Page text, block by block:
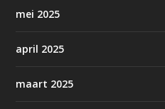
mei 2025
april 2025
maart 2025